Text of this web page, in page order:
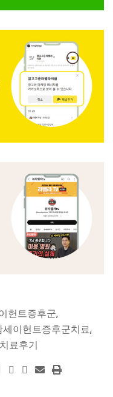
헌트증후군,
세이헌트증후군치료,
료후기